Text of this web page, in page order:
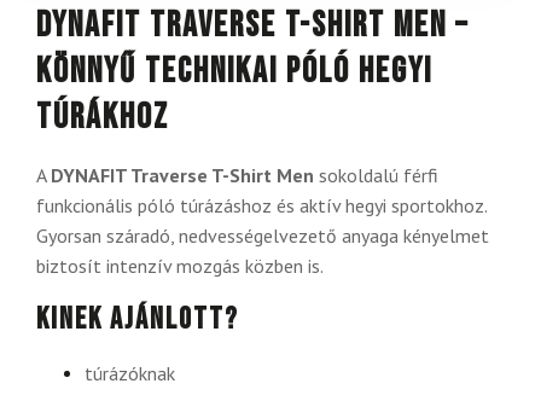
DYNAFIT Traverse T-Shirt Men –
könnyű technikai póló hegyi
túrákhoz
A DYNAFIT Traverse T-Shirt Men sokoldalú férfi
funkcionális póló túrázáshoz és aktív hegyi sportokhoz.
Gyorsan száradó, nedvességelvezető anyaga kényelmet
biztosít intenzív mozgás közben is.
Kinek ajánlott?
túrázóknak